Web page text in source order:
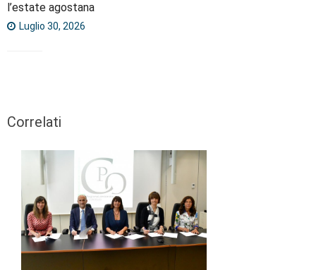
l’estate agostana
Luglio 30, 2026
Correlati